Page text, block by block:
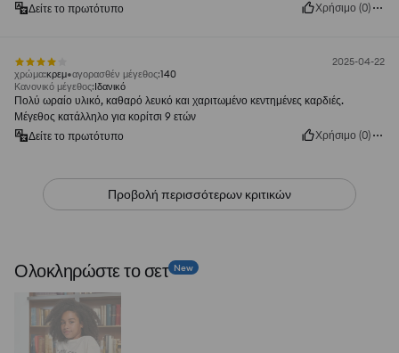
Δείτε το πρωτότυπο
Χρήσιμο (0)
2025-04-22
χρώμα:κρεμ αγορασθέν μέγεθος:140
Κανονικό μέγεθος:Ιδανικό
Πολύ ωραίο υλικό, καθαρό λευκό και χαριτωμένο κεντημένες καρδιές.
Μέγεθος κατάλληλο για κορίτσι 9 ετών
Δείτε το πρωτότυπο
Χρήσιμο (0)
Προβολή περισσότερων κριτικών
Ολοκληρώστε το σετ New